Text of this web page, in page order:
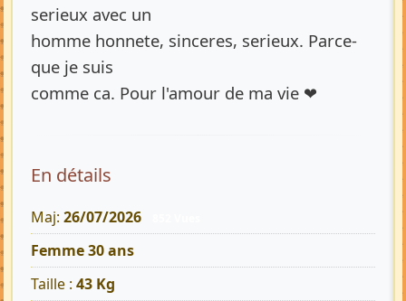
serieux avec un
homme honnete, sinceres, serieux. Parce-
que je suis
comme ca. Pour l'amour de ma vie ❤
En détails
Maj: 26/07/2026
Femme 30 ans
Taille : 43 Kg